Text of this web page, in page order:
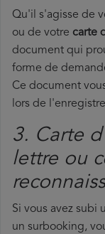
Qu'il s'agisse de
ou de votre carte
document qui
forme de
Ce document
lors de
3. Carte
lettre ou
Si vous avez subi
un surbooking,